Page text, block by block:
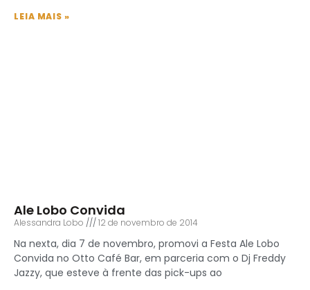
LEIA MAIS »
Ale Lobo Convida
Alessandra Lobo 12 de novembro de 2014
Na nexta, dia 7 de novembro, promovi a Festa Ale Lobo
Convida no Otto Café Bar, em parceria com o Dj Freddy
Jazzy, que esteve à frente das pick-ups ao